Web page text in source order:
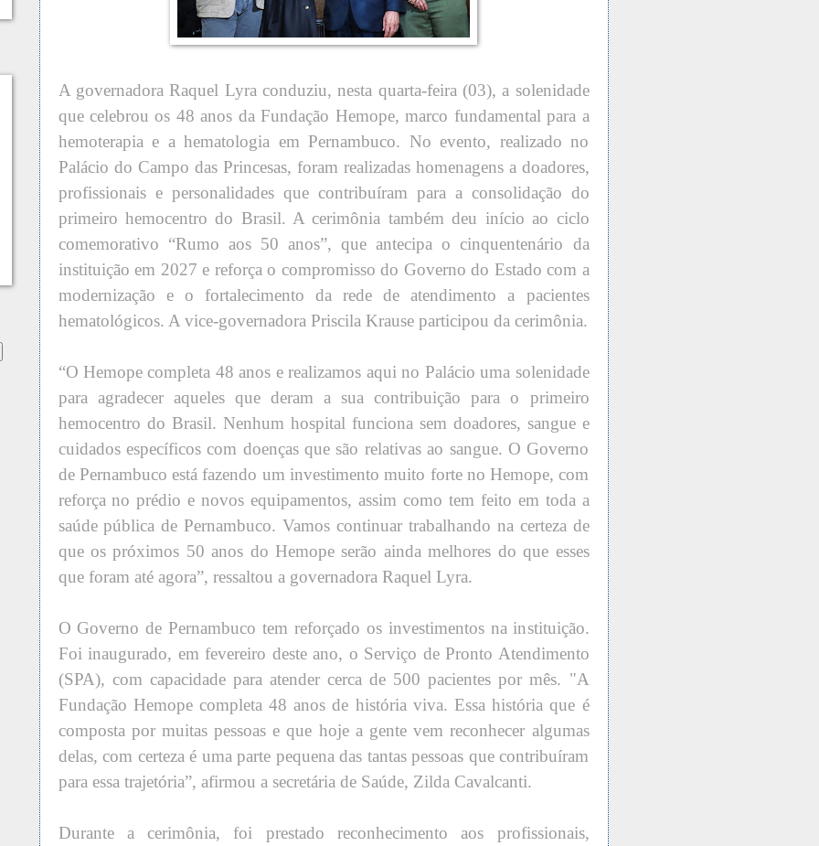
A governadora Raquel Lyra conduziu, nesta quarta-feira (03), a solenidade
que celebrou os 48 anos da Fundação Hemope, marco fundamental para a
hemoterapia e a hematologia em Pernambuco. No evento, realizado no
Palácio do Campo das Princesas, foram realizadas homenagens a doadores,
profissionais e personalidades que contribuíram para a consolidação do
primeiro hemocentro do Brasil. A cerimônia também deu início ao ciclo
comemorativo “Rumo aos 50 anos”, que antecipa o cinquentenário da
instituição em 2027 e reforça o compromisso do Governo do Estado com a
modernização e o fortalecimento da rede de atendimento a pacientes
hematológicos. A vice-governadora Priscila Krause participou da cerimônia.
“O Hemope completa 48 anos e realizamos aqui no Palácio uma solenidade
para agradecer aqueles que deram a sua contribuição para o primeiro
hemocentro do Brasil. Nenhum hospital funciona sem doadores, sangue e
cuidados específicos com doenças que são relativas ao sangue. O Governo
de Pernambuco está fazendo um investimento muito forte no Hemope, com
reforça no prédio e novos equipamentos, assim como tem feito em toda a
saúde pública de Pernambuco. Vamos continuar trabalhando na certeza de
que os próximos 50 anos do Hemope serão ainda melhores do que esses
que foram até agora”, ressaltou a governadora Raquel Lyra.
O Governo de Pernambuco tem reforçado os investimentos na instituição.
Foi inaugurado, em fevereiro deste ano, o Serviço de Pronto Atendimento
(SPA), com capacidade para atender cerca de 500 pacientes por mês. "A
Fundação Hemope completa 48 anos de história viva. Essa história que é
composta por muitas pessoas e que hoje a gente vem reconhecer algumas
delas, com certeza é uma parte pequena das tantas pessoas que contribuíram
para essa trajetória”, afirmou a secretária de Saúde, Zilda Cavalcanti.
Durante a cerimônia, foi prestado reconhecimento aos profissionais,